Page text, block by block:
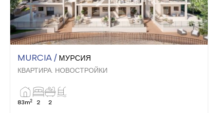
MURCIA / МУРСИЯ
КВАРТИРА. НОВОСТРОЙКИ
83m2 2 2